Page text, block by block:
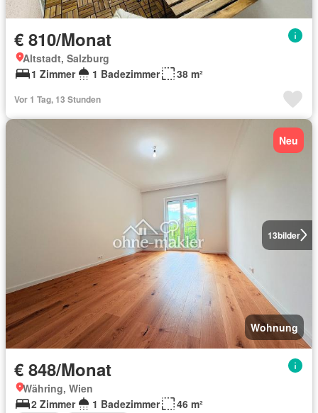
€ 810/Monat
Altstadt, Salzburg
1 Zimmer
1 Badezimmer 38 m²
Vor 1 Tag, 13 Stunden
13bilder
Neu
Wohnung
€ 848/Monat
Währing, Wien
2 Zimmer
1 Badezimmer
46 m²